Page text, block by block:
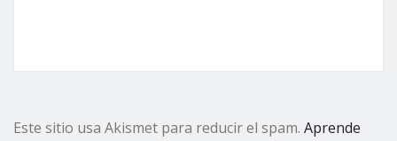
Este sitio usa Akismet para reducir el spam. Aprende